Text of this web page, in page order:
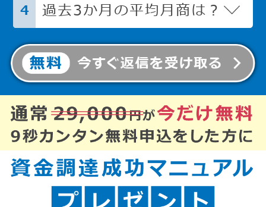
4 過去3か月の平均月商は？